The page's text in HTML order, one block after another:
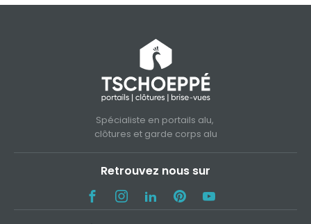
Spécialiste en portails alu,
clôtures et garde corps alu
Retrouvez nous sur